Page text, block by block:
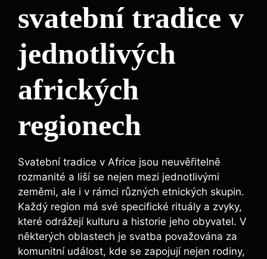
svatební tradice v
jednotlivých
afrických
regionech
Svatební tradice v Africe jsou neuvěřitelně
rozmanité a liší se nejen mezi jednotlivými
zeměmi, ale i v rámci různých etnických skupin.
Každý region má své specifické rituály a zvyky,
které odrážejí kulturu a historie jeho obyvatel. V
některých oblastech je svatba považována za
komunitní událost, kde se zapojují nejen rodiny,